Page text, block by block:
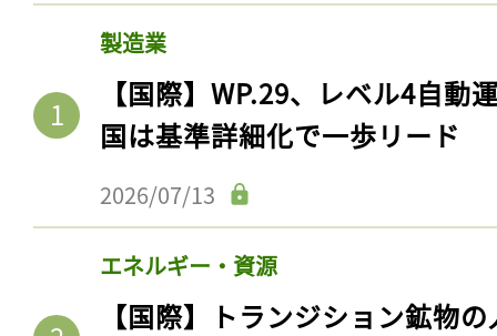
製造業
【国際】WP.29、レベル4自動
国は基準詳細化で一歩リード
2026/07/13
エネルギー・資源
【国際】トランジション鉱物